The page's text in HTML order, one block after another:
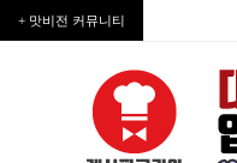
+ 맛비전 커뮤니티